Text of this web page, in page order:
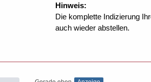
Hinweis:
Die komplette Indizierung
auch wieder abstellen.